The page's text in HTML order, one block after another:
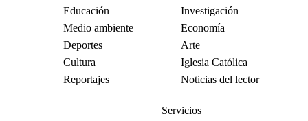
Educación
Investigación
Medio ambiente
Economía
Deportes
Arte
Cultura
Iglesia Católica
Reportajes
Noticias del lector
Servicios